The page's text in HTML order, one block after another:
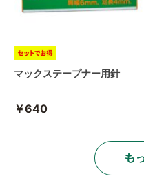
マックステープナー用針
￥640